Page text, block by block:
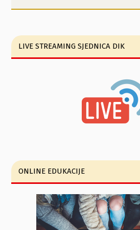
LIVE STREAMING SJEDNICA DIK
ONLINE EDUKACIJE